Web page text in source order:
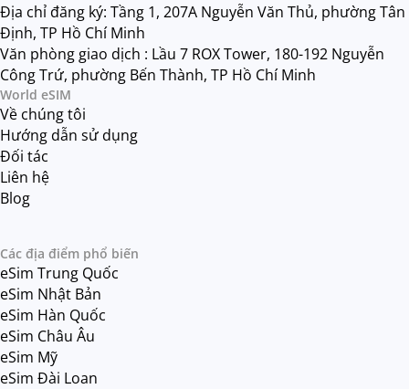
Địa chỉ đăng ký: Tầng 1, 207A Nguyễn Văn Thủ, phường Tân
Định, TP Hồ Chí Minh
Văn phòng giao dịch : Lầu 7 ROX Tower, 180-192 Nguyễn
Công Trứ, phường Bến Thành, TP Hồ Chí Minh
World eSIM
Về chúng tôi
Hướng dẫn sử dụng
Đối tác
Liên hệ
Blog
Các địa điểm phổ biến
eSim Trung Quốc
eSim Nhật Bản
eSim Hàn Quốc
eSim Châu Âu
eSim Mỹ
eSim Đài Loan